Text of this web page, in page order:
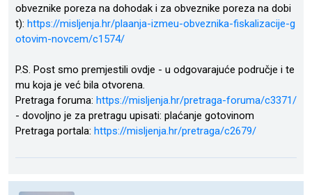
obveznike poreza na dohodak i za obveznike poreza na dobi
t): https://misljenja.hr/plaanja-izmeu-obveznika-fiskalizacije-g
otovim-novcem/c1574/
P.S. Post smo premjestili ovdje - u odgovarajuće područje i te
mu koja je već bila otvorena.
Pretraga foruma: https://misljenja.hr/pretraga-foruma/c3371/
- dovoljno je za pretragu upisati: plaćanje gotovinom
Pretraga portala: https://misljenja.hr/pretraga/c2679/